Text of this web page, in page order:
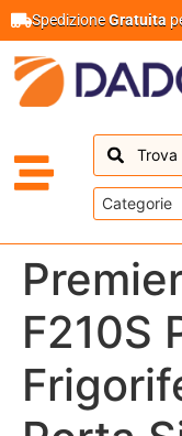
SpedizioneGratuita
F210S